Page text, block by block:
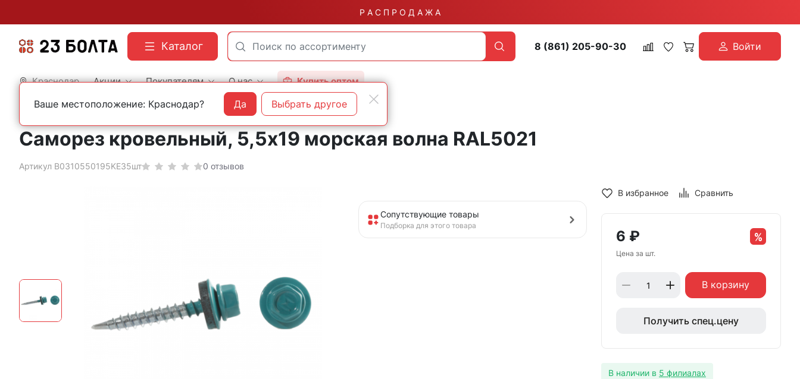
Р А С П Р О Д А Ж А
Каталог 8 (861) 205-90-30 Войти
Краснодар Акции Покупателям О нас Купить оптом
Главная Строительный крепеж Саморезы Кровельные с шайбой С шайбой металл-дерево класс прочности 5.5
Саморез кровельный, 5,5х19 морская волна RAL5021
Артикул B0310550195KE35шт 0 отзывов
Сопутствующие товары
Подборка для этого товара
В избранное Сравнить
6 ₽
Цена за шт.
В корзину
Получить спец.цену
В наличии в 5 филиалах
Ваше местоположение: Краснодар? Да Выбрать другое